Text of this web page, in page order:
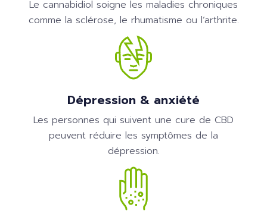
Le cannabidiol soigne les maladies chroniques
comme la sclérose, le rhumatisme ou l’arthrite.
Dépression & anxiété
Les personnes qui suivent une cure de CBD
peuvent réduire les symptômes de la
dépression.